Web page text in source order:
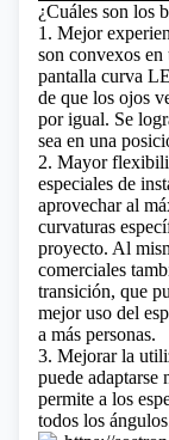
¿Cuáles son los
1. Mejor
son convexos
pantalla curva
de que los ojos
por igual. Se
sea en una
2. Mayor
especiales de
aprovechar al
curvaturas
proyecto. Al
comerciales
transición, que
mejor uso del
a más personas.
3. Mejorar la
puede adaptarse
permite a los
todos los